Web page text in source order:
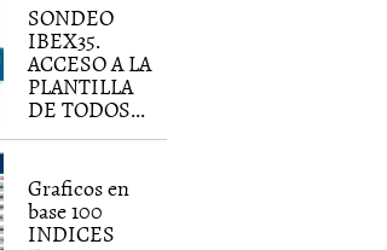
SONDEO
IBEX35.
ACCESO A LA
PLANTILLA
DE TODOS...
Graficos en
base 100
INDICES